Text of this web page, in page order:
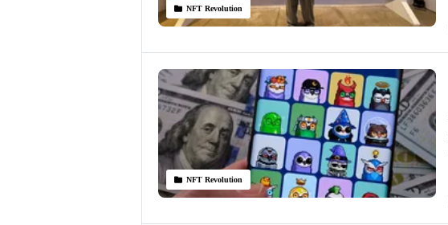
NFT Revolution
NFT Revolution